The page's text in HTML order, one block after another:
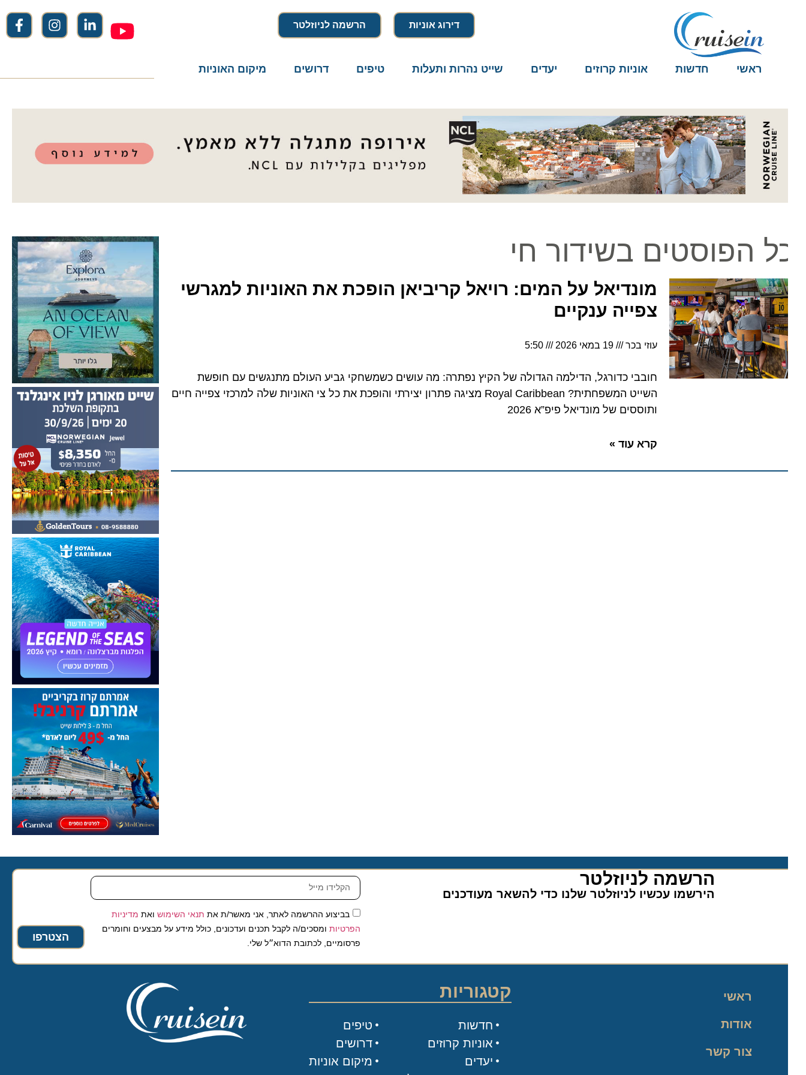
הרשמה לניוזלטר דירוג אוניות
ראשי חדשות אוניות קרוזים יעדים שייט נהרות ותעלות טיפים דרושים מיקום האוניות
הפוסטים בשידור חי
מונדיאל על המים: רויאל קריביאן הופכת את האוניות למגרשי
צפייה ענקיים
עוזי בכר 19 במאי 2026 5:50
חובבי כדורגל, הדילמה הגדולה של הקיץ נפתרה: מה עושים כשמשחקי גביע העולם מתנגשים עם חופשת
השייט המשפחתית? Royal Caribbean מציגה פתרון יצירתי והופכת את כל צי האוניות שלה למרכזי צפייה חיים
ותוססים של מונדיאל פיפ”א 2026
קרא עוד »
הרשמה לניוזלטר​
הירשמו עכשיו לניוזלטר שלנו כדי להשאר מעודכנים
בביצוע ההרשמה לאתר, אני מאשר/ת אתתנאי השימושואת מדיניות
הפרטיותומסכים/ה לקבל תכנים ועדכונים, כולל מידע על מבצעים וחומרים
פרסומיים, לכתובת הדוא״ל שלי.
הצטרפו
קטגוריות
טיפים
דרושים
מיקום אוניות
חדשות
אוניות קרוזים
יעדים
ראשי
אודות
צור קשר